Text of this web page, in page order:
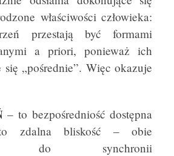
właściwości człowieka:
przestają być formami
a priori, ponieważ ich
się „pośrednie”. Więc okazuje
– to bezpośredniość dostępna
zdalna bliskość – obie
do synchronii